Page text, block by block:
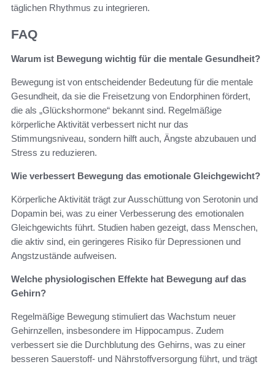
täglichen Rhythmus zu integrieren.
FAQ
Warum ist Bewegung wichtig für die mentale Gesundheit?
Bewegung ist von entscheidender Bedeutung für die mentale
Gesundheit, da sie die Freisetzung von Endorphinen fördert,
die als „Glückshormone“ bekannt sind. Regelmäßige
körperliche Aktivität verbessert nicht nur das
Stimmungsniveau, sondern hilft auch, Ängste abzubauen und
Stress zu reduzieren.
Wie verbessert Bewegung das emotionale Gleichgewicht?
Körperliche Aktivität trägt zur Ausschüttung von Serotonin und
Dopamin bei, was zu einer Verbesserung des emotionalen
Gleichgewichts führt. Studien haben gezeigt, dass Menschen,
die aktiv sind, ein geringeres Risiko für Depressionen und
Angstzustände aufweisen.
Welche physiologischen Effekte hat Bewegung auf das
Gehirn?
Regelmäßige Bewegung stimuliert das Wachstum neuer
Gehirnzellen, insbesondere im Hippocampus. Zudem
verbessert sie die Durchblutung des Gehirns, was zu einer
besseren Sauerstoff- und Nährstoffversorgung führt, und trägt